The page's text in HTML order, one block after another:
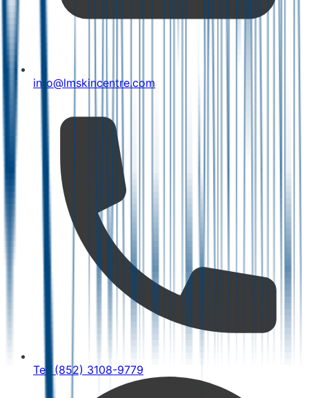
info@lmskincentre.com
Tel: (852) 3108-9779